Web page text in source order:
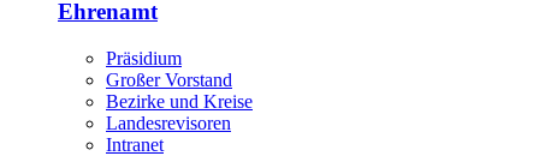
Ehrenamt
Präsidium
Großer Vorstand
Bezirke und Kreise
Landesrevisoren
Intranet